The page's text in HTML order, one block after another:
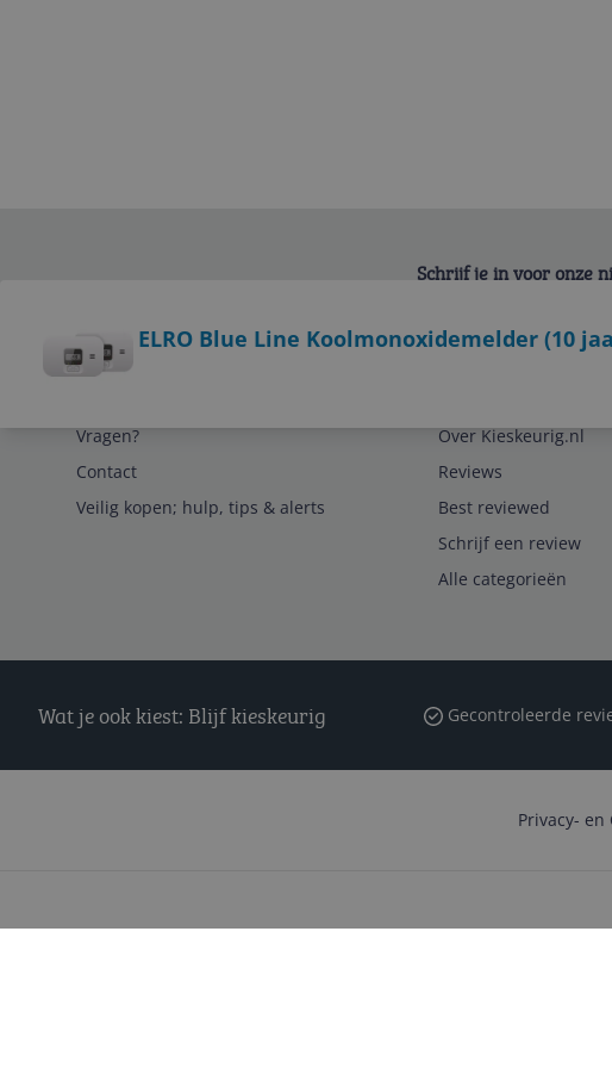
ELRO Blue Line Koolmonoxidemelder (10
Schrijf je in voor onze
Vragen?
Contact
Veilig kopen; hulp, tips & alerts
Over Kieskeurig.nl
Reviews
Best reviewed
Schrijf een review
Alle categorieën
Wat je ook kiest: Blijf kieskeurig Gecontroleerde
Privacy- en